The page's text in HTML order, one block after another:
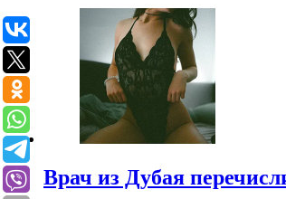
Врач из Дубая